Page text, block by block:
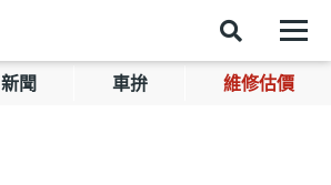
新聞 車拚 維修估價